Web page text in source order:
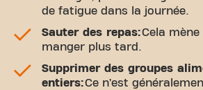
de fatigue dans la journée.
Sauter des repas:Cela
manger plus tard.
Supprimer des groupes
entiers:Ce n’est